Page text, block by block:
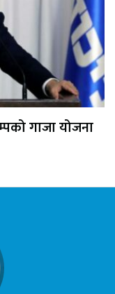
गाजा योजना